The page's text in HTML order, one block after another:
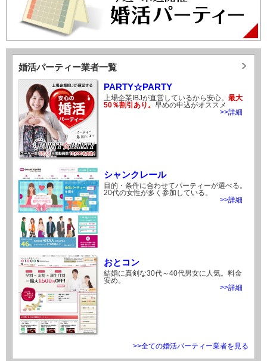
婚活パーティー業者一覧
PARTY☆PARTY
上場企業IBJが直営しているから安心。 最大
50％割引あり。 早めの申込がオススメ
>>詳細
シャンクレール
目的・条件に合わせてパーティーが選べる。
20代の女性が多く参加している。
>>詳細
おとコン
結婚に真剣な30代～40代男女に人気。料金
安め。
>>詳細
>>全ての婚活パーティー業者を見る